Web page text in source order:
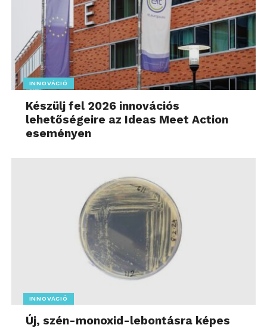
INNOVÁCIÓ
Készülj fel 2026 innovációs
lehetőségeire az Ideas Meet Action
eseményen
INNOVÁCIÓ
Új, szén-monoxid-lebontásra képes